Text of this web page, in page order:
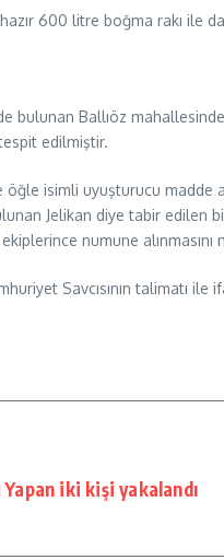
600 litre boğma rakı ile
bulunan Ballıöz
edilmiştir.
isimli uyuşturucu madde
Jelikan diye tabir
numune alınmasını
Savcısının talimatı ile
iki kişi yakalandı